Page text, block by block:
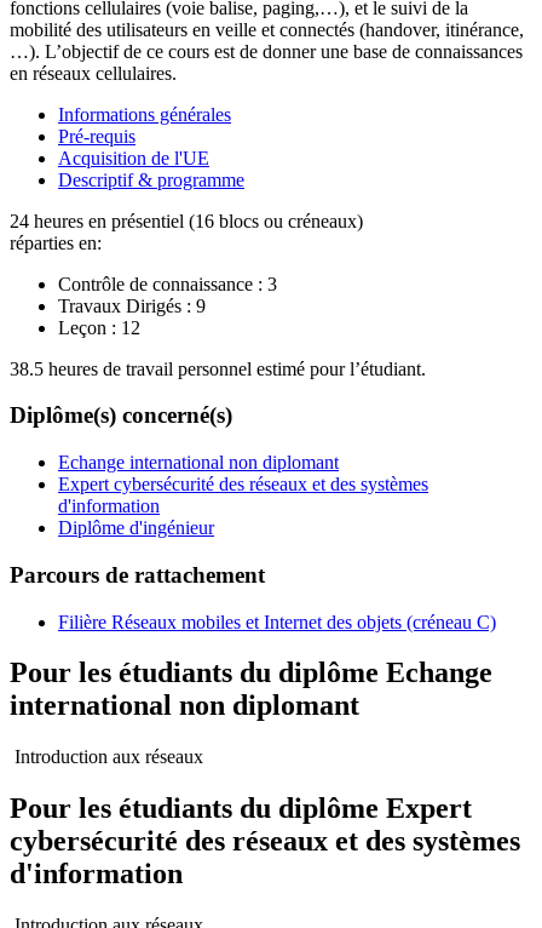
fonctions cellulaires (voie balise, paging,…), et le suivi de la
mobilité des utilisateurs en veille et connectés (handover, itinérance,
…). L’objectif de ce cours est de donner une base de connaissances
en réseaux cellulaires.
Informations générales
Pré-requis
Acquisition de l'UE
Descriptif & programme
24 heures en présentiel (16 blocs ou créneaux)
réparties en:
Contrôle de connaissance : 3
Travaux Dirigés : 9
Leçon : 12
38.5 heures de travail personnel estimé pour l’étudiant.
Diplôme(s) concerné(s)
Echange international non diplomant
Expert cybersécurité des réseaux et des systèmes
d'information
Diplôme d'ingénieur
Parcours de rattachement
Filière Réseaux mobiles et Internet des objets (créneau C)
Pour les étudiants du diplôme Echange
international non diplomant
Introduction aux réseaux
Pour les étudiants du diplôme Expert
cybersécurité des réseaux et des systèmes
d'information